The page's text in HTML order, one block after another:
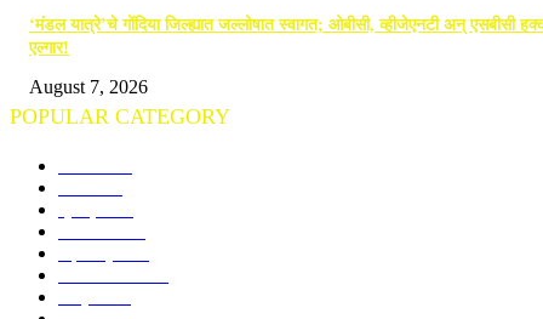
‘मंडल यात्रे’चे गोंदिया जिल्ह्यात जल्लोषात स्वागत; ओबीसी, व्हीजेएनटी अन् एसबीसी
एल्गार!
August 7, 2026
POPULAR CATEGORY